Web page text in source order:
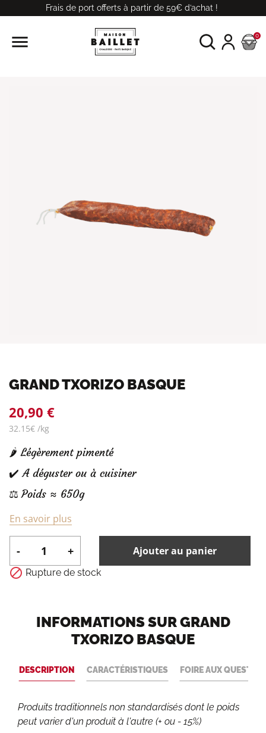
Frais de port offerts à partir de 59€ d’achat !
 0
GRAND TXORIZO BASQUE
20,90 €
32.15€ /kg
🌶️ Légèrement pimenté
✔️ A déguster ou à cuisiner
⚖️ Poids ≈ 650g
En savoir plus
- + Ajouter au panier
 Rupture de stock
INFORMATIONS SUR GRAND
TXORIZO BASQUE
DESCRIPTION CARACTÉRISTIQUES FOIRE AUX
Produits traditionnels non standardisés dont le poids
peut varier d'un produit à l'autre (+ ou - 15%)